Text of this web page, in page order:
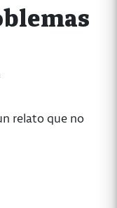
relato que no